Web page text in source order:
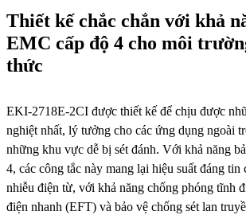
Thiết kế chắc chắn với khả
EMC cấp độ 4 cho môi
thức
EKI-2718E-2CI được thiết kế để chịu được
nghiệt nhất, lý tưởng cho các ứng dụng ngoài
những khu vực dễ bị sét đánh. Với khả năng
4, các công tắc này mang lại hiệu suất đáng
nhiễu điện từ, với khả năng chống phóng tĩnh
điện nhanh (EFT) và bảo vệ chống sét lan